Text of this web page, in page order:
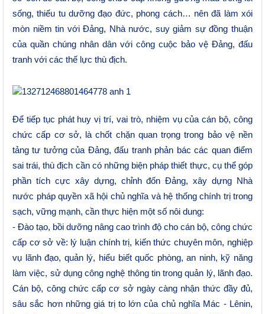
sống, thiếu tu dưỡng đạo đức, phong cách… nên đã làm xói
mòn niềm tin với Đảng, Nhà nước, suy giảm sự đồng thuận
của quần chúng nhân dân với công cuộc bảo vệ Đảng, đấu
tranh với các thế lực thù địch.
Để tiếp tục phát huy vị trí, vai trò, nhiệm vụ của cán bộ, công
chức cấp cơ sở, là chốt chặn quan trọng trong bảo vệ nền
tảng tư tưởng của Đảng, đấu tranh phản bác các quan điểm
sai trái, thù địch cần có những biện pháp thiết thực, cụ thể góp
phần tích cực xây dựng, chỉnh đốn Đảng, xây dựng Nhà
nước pháp quyền xã hội chủ nghĩa và hệ thống chính trị trong
sạch, vững mạnh, cần thực hiện một số nôi dung:
- Đào tạo, bồi dưỡng nâng cao trình độ cho cán bộ, công chức
cấp cơ sở về: lý luận chính trị, kiến thức chuyên môn, nghiệp
vụ lãnh đạo, quản lý, hiểu biết quốc phòng, an ninh, kỹ năng
làm việc, sử dụng công nghệ thông tin trong quản lý, lãnh đạo.
Cán bộ, công chức cấp cơ sở ngày càng nhận thức đầy đủ,
sâu sắc hơn những giá trị to lớn của chủ nghĩa Mác - Lênin,